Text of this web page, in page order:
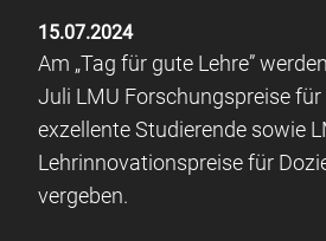
15.07.2024
Am „Tag für gute Lehre”
Juli LMU Forschungspreise für
exzellente Studierende sowie
Lehrinnovationspreise für
vergeben.